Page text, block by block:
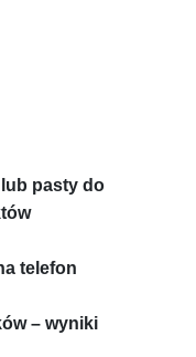
pasty do
telefon
– wyniki